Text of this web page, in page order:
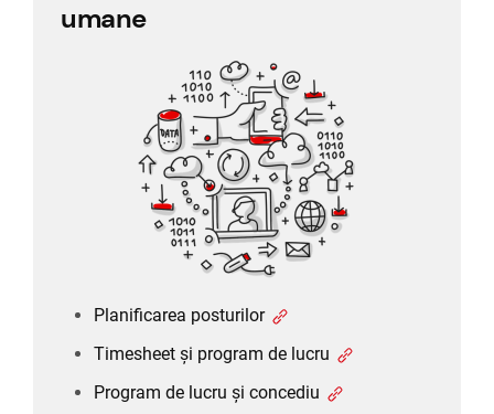
umane
Planificarea posturilor
Timesheet și program de lucru
Program de lucru și concediu
Planificarea posturilor
Timesheet și program de lucru
Program de lucru și concediu
Recrutare și selecție